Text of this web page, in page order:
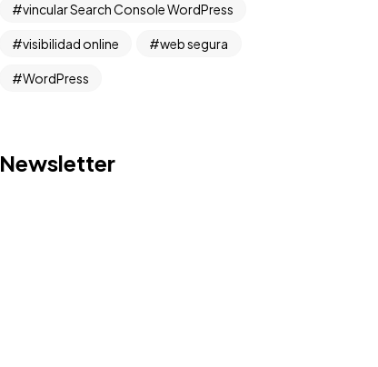
vincular Search Console WordPress
visibilidad online web segura
WordPress
Newsletter